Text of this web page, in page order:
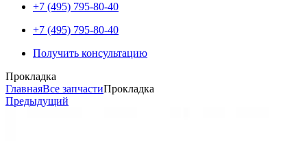
+7 (495) 795-80-40
+7 (495) 795-80-40
Получить консультацию
Прокладка
ГлавнаяВсе запчастиПрокладка
Предыдущий